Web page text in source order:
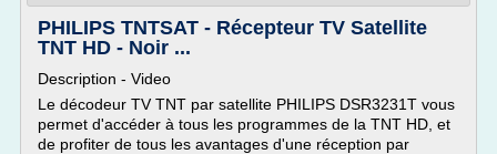
PHILIPS TNTSAT - Récepteur TV Satellite
TNT HD - Noir ...
Description - Video
Le décodeur TV TNT par satellite PHILIPS DSR3231T vous
permet d'accéder à tous les programmes de la TNT HD, et
de profiter de tous les avantages d'une réception par